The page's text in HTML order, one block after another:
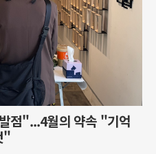
점"...4월의 약속 "기억
"